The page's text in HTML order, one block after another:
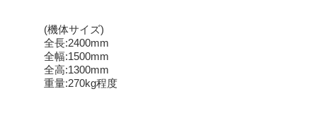
(機体サイズ)
全長:2400mm
全幅:1500mm
全高:1300mm
重量:270kg程度